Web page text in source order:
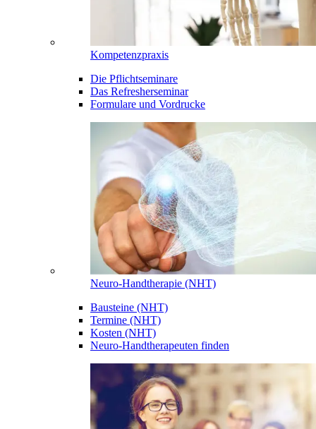
Kompetenzpraxis
Die Pflichtseminare
Das Refresherseminar
Formulare und Vordrucke
Neuro-Handtherapie (NHT)
Bausteine (NHT)
Termine (NHT)
Kosten (NHT)
Neuro-Handtherapeuten finden